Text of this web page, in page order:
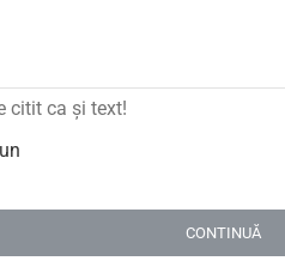
citit ca şi text!
CONTINUĂ